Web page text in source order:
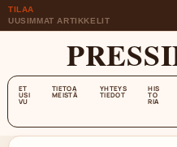
TILAA
UUSIMMAT ARTIKKELIT
ET
USI
VU
TIETOA
MEISTÄ
YHTEYS
TIEDOT
HIS
TO
RIA